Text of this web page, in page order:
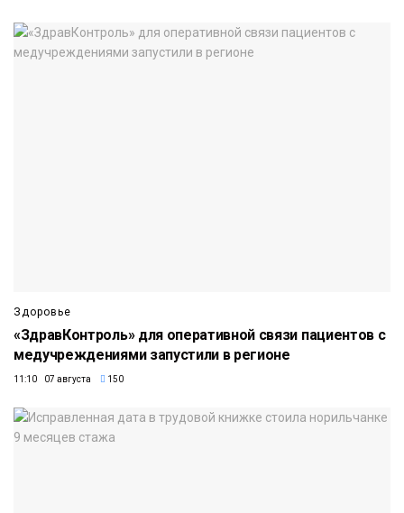
Здоровье
«ЗдравКонтроль» для оперативной связи пациентов с
медучреждениями запустили в регионе
11:10 07 августа 150